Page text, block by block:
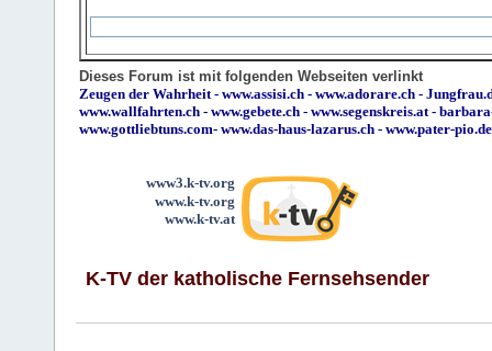
Dieses Forum ist mit folgenden Webseiten verlinkt
Zeugen der Wahrheit- www.assisi.ch - www.adorare.ch -
www.wallfahrten.ch - www.gebete.ch - www.segenskreis.at-
www.gottliebtuns.com- www.das-haus-lazarus.ch - www.pater-pio.de
www3.k-tv.org
www.k-tv.org
www.k-tv.at
K-TV der katholische Fernsehsender